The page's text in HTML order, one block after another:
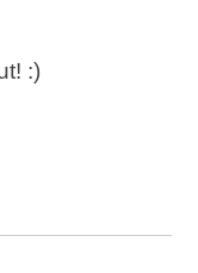
:)